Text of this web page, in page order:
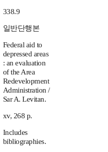
338.9
일반단행본
Federal aid to
depressed areas
: an evaluation
of the Area
Redevelopment
Administration /
Sar A. Levitan.
xv, 268 p.
Includes
bibliographies.